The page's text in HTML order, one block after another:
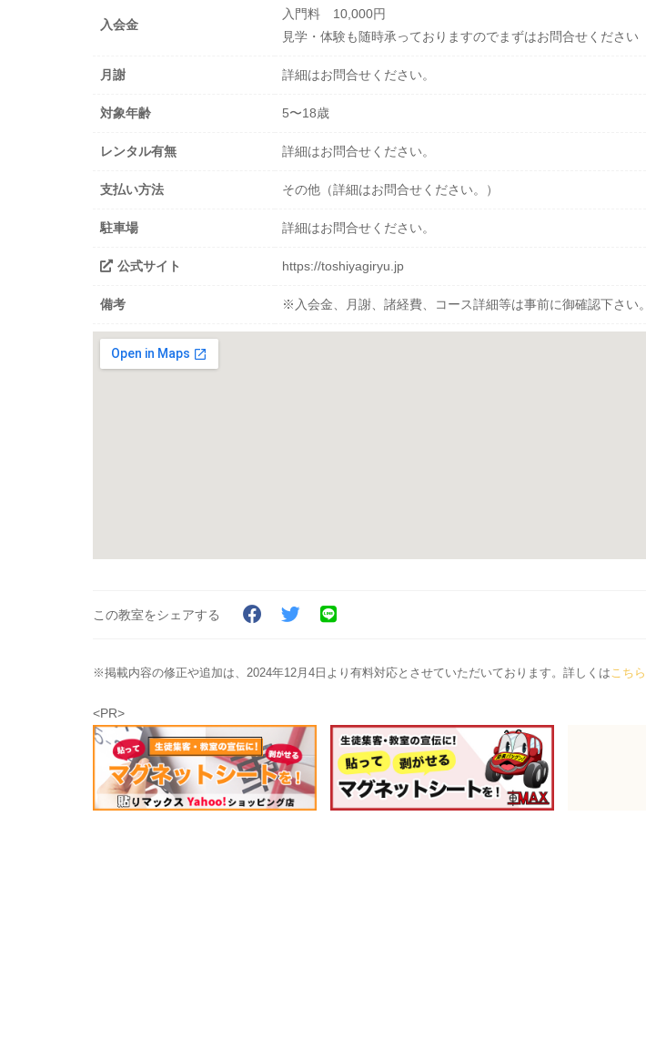
入会金
入門料 10,000円
見学・体験も随時承っておりますのでまずはお問合せください
月謝 詳細はお問合せください。
対象年齢 5〜18歳
レンタル有無 詳細はお問合せください。
支払い方法 その他（詳細はお問合せください。）
駐車場 詳細はお問合せください。
公式サイト https://toshiyagiryu.jp
備考 ※入会金、月謝、諸経費、コース詳細等は事前に御確認下さい。
この教室をシェアする
※掲載内容の修正や追加は、2024年12月4日より有料対応とさせていただいております。詳しくは こちら
<PR>